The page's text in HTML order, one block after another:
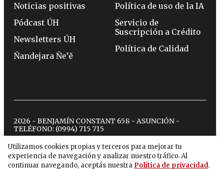
Utilizamos cookies propias y terceros para mejorar tu
experiencia de navegación y analizar nuestro tráfico. Al
continuar navegando, aceptás nuestra Política de privacidad.
Noticias positivas
Pódcast ÚH
Newsletters ÚH
Ñandejara Ñe’ẽ
Política de uso de la IA
Servicio de
Suscripción a Crédito
Política de Calidad
2026 - BENJAMÍN CONSTANT 658 - ASUNCIÓN -
TELÉFONO: (0994) 715 715
twitterinstagram
facebook
tiktokyoutubespotify